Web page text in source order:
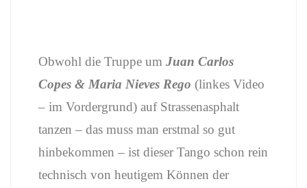
Obwohl die Truppe um Juan Carlos
Copes & Maria Nieves Rego (linkes Video
– im Vordergrund) auf Strassenasphalt
tanzen – das muss man erstmal so gut
hinbekommen – ist dieser Tango schon rein
technisch von heutigem Können der